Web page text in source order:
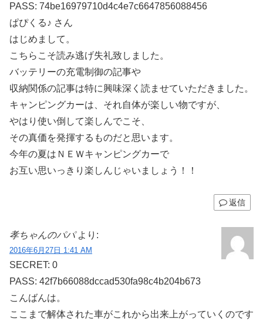
PASS: 74be16979710d4c4e7c6647856088456
ぱぴくる♪ さん
はじめまして。
こちらこそ読み逃げ失礼致しました。
バッテリーの充電制御の記事や
収納関係の記事は特に興味深く読ませていただきました。
キャンピングカーは、それ自体が楽しい物ですが、
やはり使い倒して楽しんでこそ、
その真価を発揮するものだと思います。
今年の夏はＮＥＷキャンピングカーで
お互い思いっきり楽しんじゃいましょう！！
返信
孝ちゃんのパパ より:
2016年6月27日 1:41 AM
SECRET: 0
PASS: 42f7b66088dccad530fa98c4b204b673
こんばんは。
ここまで解体された車がこれから出来上がっていくのです